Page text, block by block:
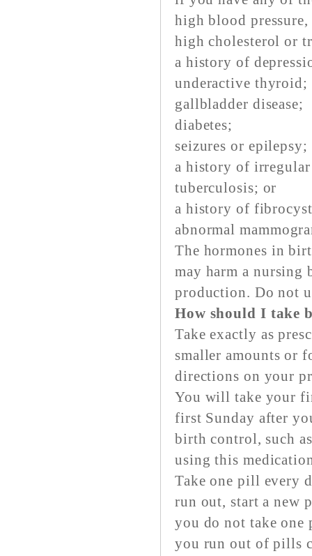
high blood
high cholesterol or
a history of
underactive thyroid;
gallbladder disease;
diabetes;
seizures or epilepsy;
a history of
tuberculosis; or
a history of
abnormal
The hormones in
may harm a nursing
production. Do not
How should I take
Take exactly as
smaller amounts or
directions on your
You will take your
first Sunday after
birth control, such
using this
Take one pill every
run out, start a new
you do not take
you run out of pills